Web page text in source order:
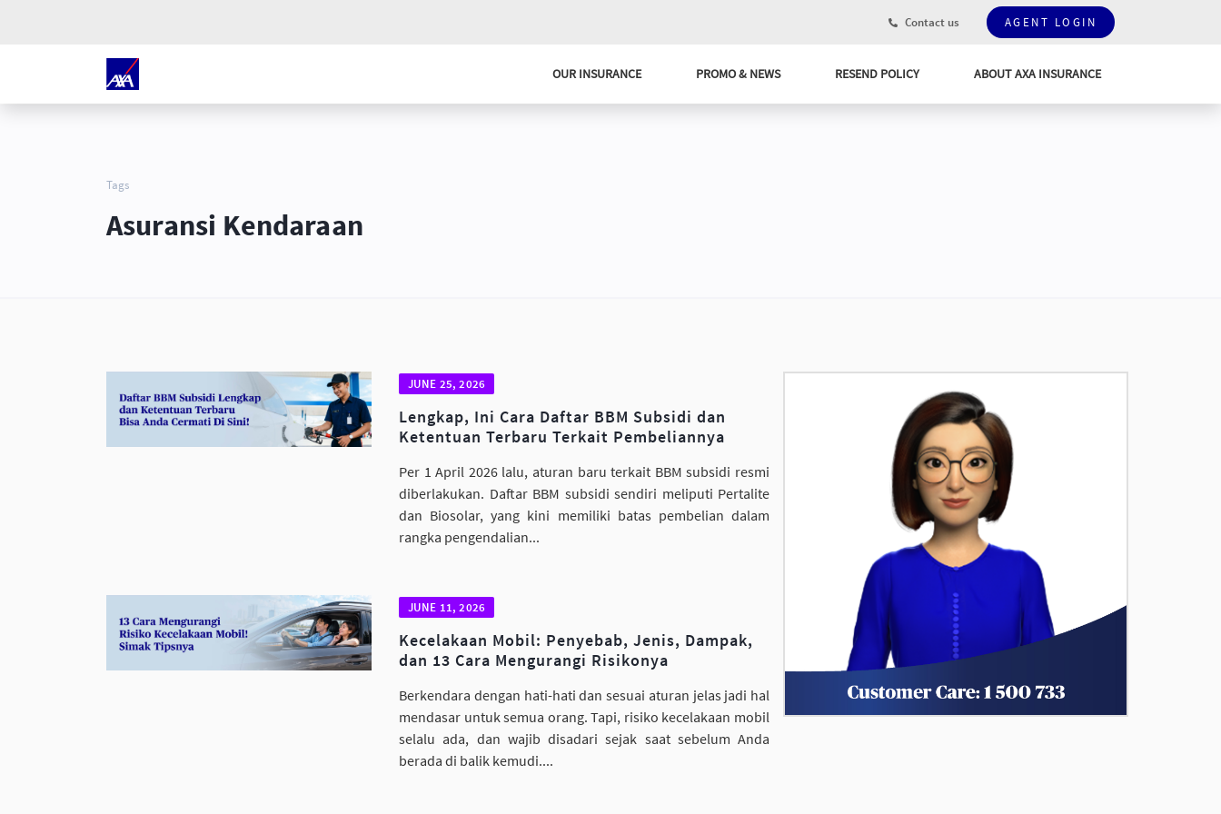
Contact us AGENT LOGIN
OUR INSURANCE PROMO & NEWS RESEND POLICY ABOUT AXA INSURANCE
Tags
Asuransi Kendaraan
JUNE 25, 2026
Lengkap, Ini Cara Daftar BBM Subsidi dan
Ketentuan Terbaru Terkait Pembeliannya
Per 1 April 2026 lalu, aturan baru terkait BBM subsidi resmi
diberlakukan. Daftar BBM subsidi sendiri meliputi Pertalite
dan Biosolar, yang kini memiliki batas pembelian dalam
rangka pengendalian...
JUNE 11, 2026
Kecelakaan Mobil: Penyebab, Jenis, Dampak,
dan 13 Cara Mengurangi Risikonya
Berkendara dengan hati-hati dan sesuai aturan jelas jadi hal
mendasar untuk semua orang. Tapi, risiko kecelakaan mobil
selalu ada, dan wajib disadari sejak saat sebelum Anda
berada di balik kemudi....